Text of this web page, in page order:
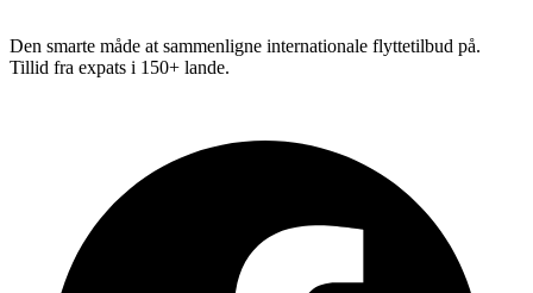
Den smarte måde at sammenligne internationale flyttetilbud på.
Tillid fra expats i 150+ lande.